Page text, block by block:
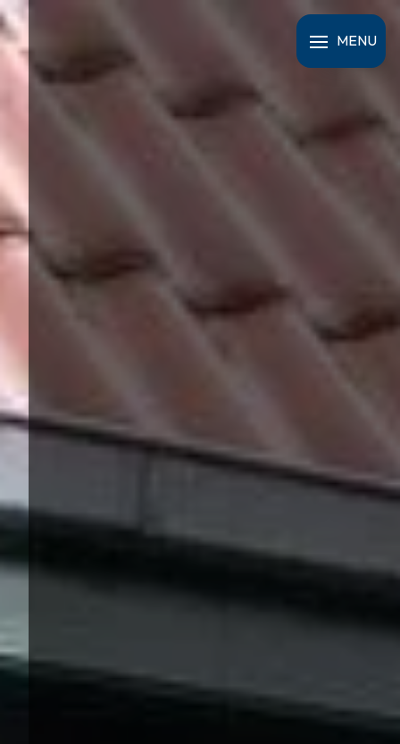
MENU
Panneau de gestion des cookies